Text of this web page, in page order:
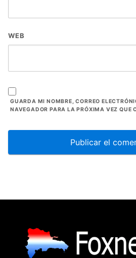
WEB
GUARDA MI NOMBRE, CORREO
NAVEGADOR PARA LA PRÓXIMA VEZ QUE